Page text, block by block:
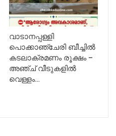
വാടാനപ്പള്ളി
പൊക്കാഞ്ചേരി ബീച്ചിൽ
കടലാക്രമണം രൂക്ഷം –
അഞ്ച് വീടുകളിൽ
വെള്ളം…